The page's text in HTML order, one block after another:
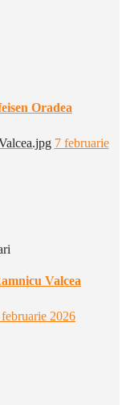
Oradea
7 februarie
Valcea
februarie 2026